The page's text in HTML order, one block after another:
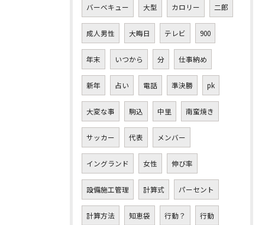
バーベキュー 大型 カロリー 二郎
成人男性 大晦日 テレビ 900
年末 いつから 分 仕事納め
新年 占い 電話 準決勝 pk
大変な事 駒込 中里 南蛮焼き
サッカー 代表 メンバー
イングランド 女性 伸び率
設備施工管理 計算式 パーセント
計算方法 知恵袋 行動？ 行動